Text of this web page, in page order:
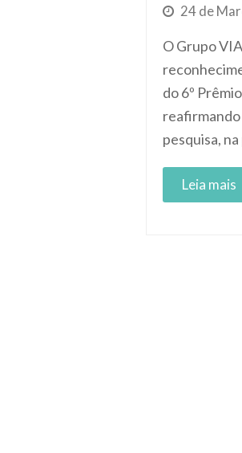
24 de
O Grupo
do 6º
pesquisa,